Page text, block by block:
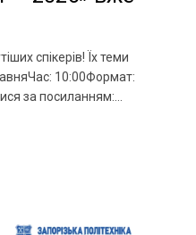
спікерів! Їх теми
10:00Формат:
за посиланням: